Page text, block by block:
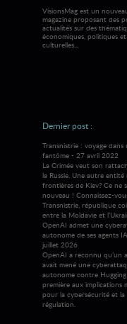
VisionsMag est un
magazine proposant des
actualités sur des
économiques, politiques et
culturelles...
Dernier post :
Transnistrie : voyage dans
fantôme - 27 avril 2022
La Crimée veut son
la Russie. Une autre entité
frontières de Kiev? Ce ne
nouveau ! Connaissez-
Transnistrie, république
entre la Moldavie et
OpenAI admet une
autonome de ses agents
juillet 2026
OpenAI a reconnu qu’un
avait mené une
autonome contre Hugging
première aux implications
pour la cybersécurité et la
régulation.